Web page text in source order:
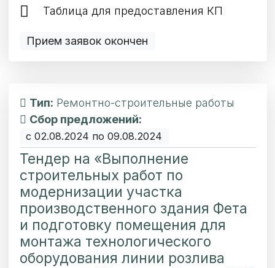
Таблица для предоставления КП
Прием заявок окончен
Тип: Ремонтно-строительные работы
Сбор предложений:
с 02.08.2024 по 09.08.2024
Тендер на «Выполнение
строительных работ по
модернизации участка
производственного здания Фета
и подготовку помещения для
монтажа технологического
оборудования линии розлива